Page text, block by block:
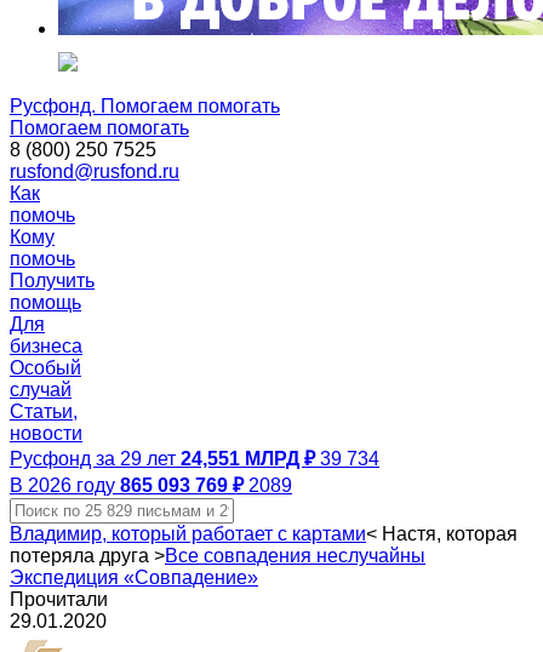
Русфонд. Помогаем помогать
Помогаем помогать
8 (800) 250 7525
rusfond@rusfond.ru
Как
помочь
Кому
помочь
Получить
помощь
Для
бизнеса
Особый
случай
Статьи,
новости
Русфонд за 29 лет 24,551 МЛРД ₽ 39 734
В 2026 году 865 093 769 ₽ 2089
Владимир, который работает с картами< Настя, которая
потеряла друга >Все совпадения неслучайны
Экспедиция «Совпадение»
Прочитали
29.01.2020